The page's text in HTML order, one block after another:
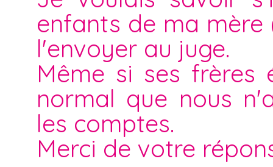
enfants de ma
l'envoyer au juge.
Même si ses
normal que nous
les comptes.
Merci de votre